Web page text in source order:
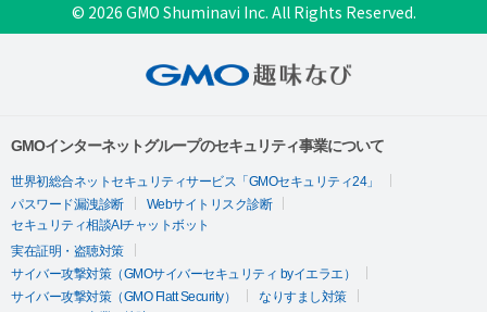
© 2026 GMO Shuminavi Inc. All Rights Reserved.